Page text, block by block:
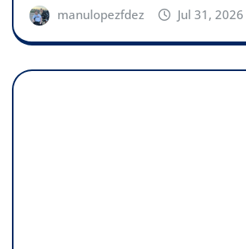
manulopezfdez Jul 31, 2026